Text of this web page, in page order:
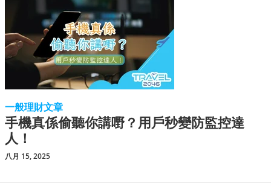
一般理財文章
手機真係偷聽你講嘢？用戶秒變防監控達
人！
八月 15, 2025